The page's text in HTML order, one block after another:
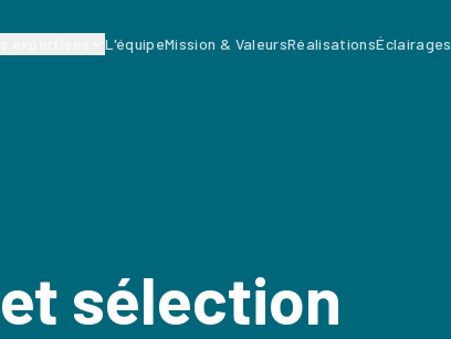
L'équipeMission & ValeursRéalisationsÉclairages
sélection